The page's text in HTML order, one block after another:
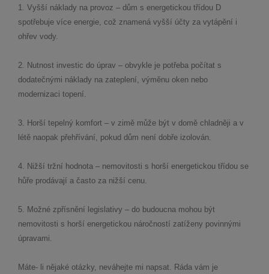
1. Vyšší náklady na provoz – dům s energetickou třídou D
spotřebuje více energie, což znamená vyšší účty za vytápění i
ohřev vody.
2. Nutnost investic do úprav – obvykle je potřeba počítat s
dodatečnými náklady na zateplení, výměnu oken nebo
modernizaci topení.
3. Horší tepelný komfort – v zimě může být v domě chladněji a v
létě naopak přehřívání, pokud dům není dobře izolován.
4. Nižší tržní hodnota – nemovitosti s horší energetickou třídou se
hůře prodávají a často za nižší cenu.
5. Možné zpřísnění legislativy – do budoucna mohou být
nemovitosti s horší energetickou náročností zatíženy povinnými
úpravami.
Máte- li nějaké otázky, neváhejte mi napsat. Ráda vám je